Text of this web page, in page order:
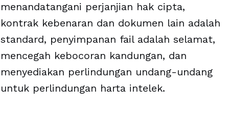
menandatangani perjanjian hak cipta,
kontrak kebenaran dan dokumen lain adalah
standard, penyimpanan fail adalah selamat,
mencegah kebocoran kandungan, dan
menyediakan perlindungan undang-undang
untuk perlindungan harta intelek.